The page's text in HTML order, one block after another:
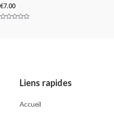
€7.00
Liens rapides
Accueil